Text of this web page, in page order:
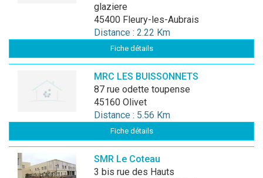
glaziere
45400 Fleury-les-Aubrais
Distance : 2.22 Km
Fiche détails
MRC LES BUISSONNETS
87 rue odette toupense
45160 Olivet
Distance : 5.56 Km
Fiche détails
SMR Le Coteau
3 bis rue des Hauts